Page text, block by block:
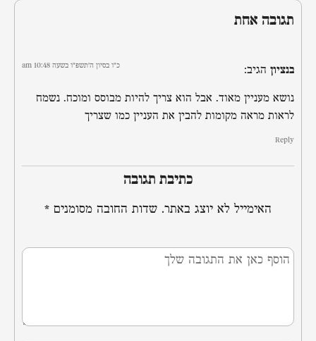
תגובה אחת
בנציון הגיב: כ״ו בסיון ה׳תשפ״ו בשעה 10:48 am
נושא מעניין מאוד. אבל הוא צריך להיות מבוסס ומוכח. נשמח
לראות מראה מקומות להבין את העניין כמו שצריך
Reply
כתיבת תגובה
האימייל לא יוצג באתר. שדות החובה מסומנים *